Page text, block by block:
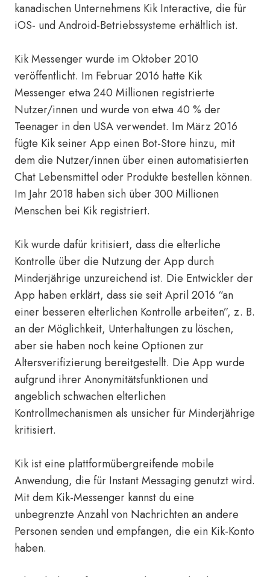
kanadischen Unternehmens Kik Interactive, die für
iOS- und Android-Betriebssysteme erhältlich ist.
Kik Messenger wurde im Oktober 2010
veröffentlicht. Im Februar 2016 hatte Kik
Messenger etwa 240 Millionen registrierte
Nutzer/innen und wurde von etwa 40 % der
Teenager in den USA verwendet. Im März 2016
fügte Kik seiner App einen Bot-Store hinzu, mit
dem die Nutzer/innen über einen automatisierten
Chat Lebensmittel oder Produkte bestellen können.
Im Jahr 2018 haben sich über 300 Millionen
Menschen bei Kik registriert.
Kik wurde dafür kritisiert, dass die elterliche
Kontrolle über die Nutzung der App durch
Minderjährige unzureichend ist. Die Entwickler der
App haben erklärt, dass sie seit April 2016 “an
einer besseren elterlichen Kontrolle arbeiten”, z. B.
an der Möglichkeit, Unterhaltungen zu löschen,
aber sie haben noch keine Optionen zur
Altersverifizierung bereitgestellt. Die App wurde
aufgrund ihrer Anonymitätsfunktionen und
angeblich schwachen elterlichen
Kontrollmechanismen als unsicher für Minderjährige
kritisiert.
Kik ist eine plattformübergreifende mobile
Anwendung, die für Instant Messaging genutzt wird.
Mit dem Kik-Messenger kannst du eine
unbegrenzte Anzahl von Nachrichten an andere
Personen senden und empfangen, die ein Kik-Konto
haben.